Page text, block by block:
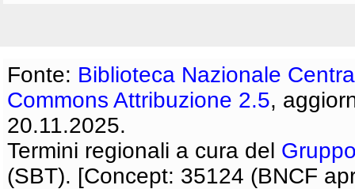
Fonte: Biblioteca Nazionale
Commons Attribuzione 2.5,
20.11.2025.
Termini regionali a cura del
(SBT). [Concept: 35124 (BNCF